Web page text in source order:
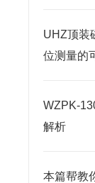
UHZ顶装
位测量的
WZPK-
解析
本篇帮教